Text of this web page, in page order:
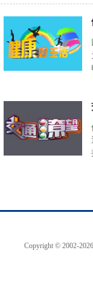
Copyright © 2002-2026